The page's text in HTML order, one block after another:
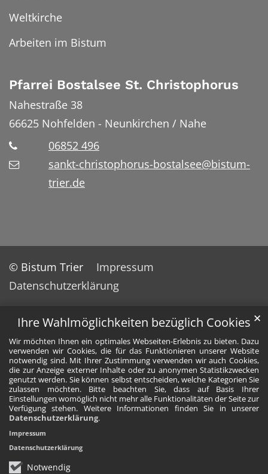
Ihre Wahlmöglichkeiten bezüglich Cookies
Wir möchten Ihnen ein optimales Webseiten-Erlebnis zu bieten. Dazu
verwenden wir Cookies, die für das Funktionieren unserer Website
notwendig sind. Mit Ihrer Zustimmung verwenden wir auch Cookies,
die zur Anzeige externer Inhalte oder zu anonymen Statistikzwecken
genutzt werden. Sie können selbst entscheiden, welche Kategorien Sie
zulassen möchten. Bitte beachten Sie, dass auf Basis Ihrer
Einstellungen womöglich nicht mehr alle Funktionalitäten der Seite zur
Verfügung stehen. Weitere Informationen finden Sie in unserer
Datenschutzerklärung.
Notwendig
✕
Impressum
Datenschutzerklärung
Weltkirche
Arbeiten im Bistum
Pfarrei Bostalsee St. Christophorus
Nahestraße 38
66625 Nohfelden - Neunkirchen / Nahe
06852 496
sankt-christophorus-bostalsee@bistum-
trier.de
© Bistum Trier
Impressum
Datenschutzerklärung